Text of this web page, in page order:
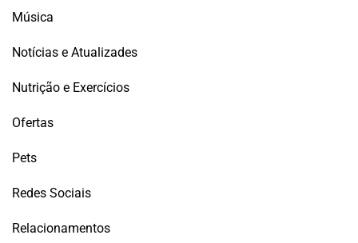
Música
Notícias e Atualizades
Nutrição e Exercícios
Ofertas
Pets
Redes Sociais
Relacionamentos